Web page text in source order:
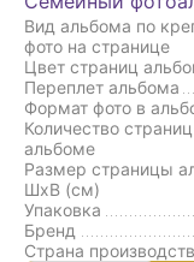
Вид альбома по
фото на странице
Цвет страниц
Переплет альбома
Формат фото в
Количество
альбоме
Размер страницы
ШxВ (см)
Упаковка
Бренд
Страна